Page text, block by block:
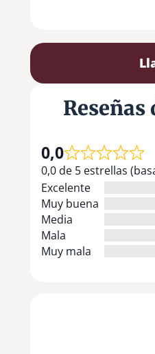
Reseñas
0,0
0,0 de 5 estrellas
Excelente
Muy buena
Media
Mala
Muy mala